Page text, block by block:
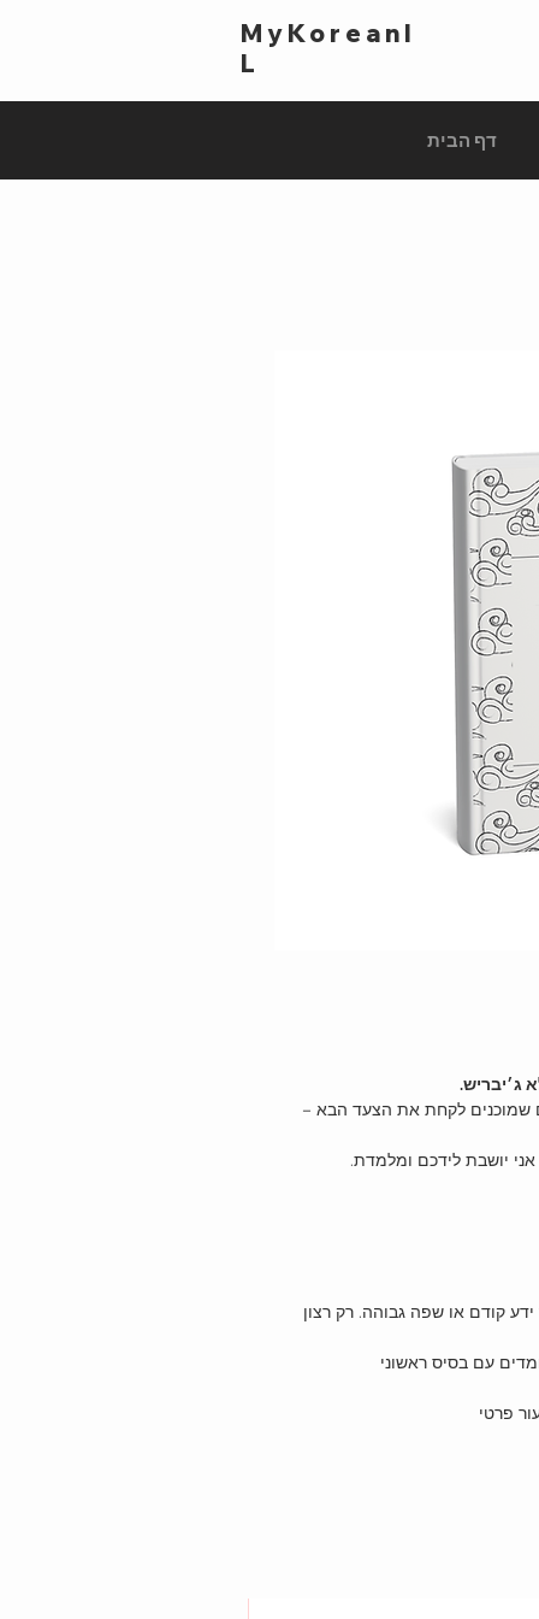
MyKoreanI
L
דף הבית
ג׳יבריש.
שמוכנים לקחת את הצעד הבא –
יושבת לידכם ומלמדת.
קודם או שפה גבוהה. רק רצון
עם בסיס ראשוני
פרטי